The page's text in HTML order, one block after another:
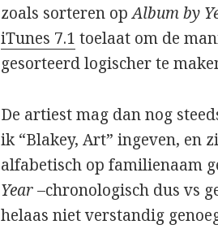
zoals sorteren opAlbum by
iTunes 7.1 toelaat om de
gesorteerd logischer te
De artiest mag dan nog
ik “Blakey, Art” ingeven, en
alfabetisch op familienaam
Year–chronologisch dus vs
helaas niet verstandig